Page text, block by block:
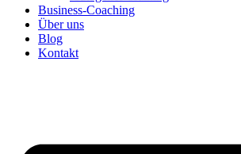
Business-Coaching
Über uns
Blog
Kontakt